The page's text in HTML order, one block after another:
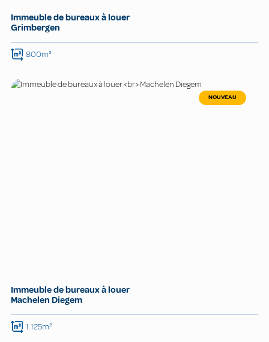
Immeuble de bureaux à louer
Grimbergen
800m²
NOUVEAU
Immeuble de bureaux à louer
Machelen Diegem
1.125m²